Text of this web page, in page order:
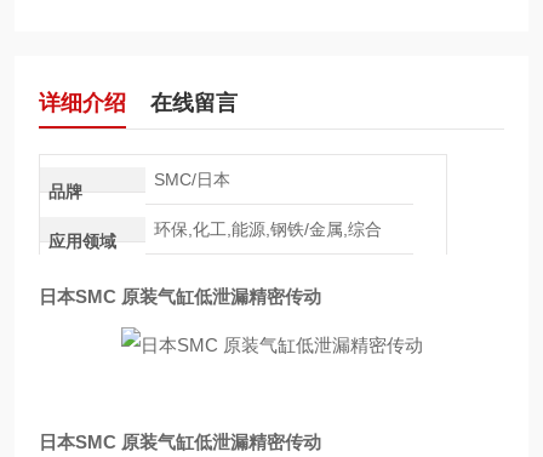
详细介绍 在线留言
品牌
SMC/日本
应用领域
环保,化工,能源,钢铁/金属,综合
日本SMC 原装气缸低泄漏精密传动
日本SMC 原装气缸低泄漏精密传动